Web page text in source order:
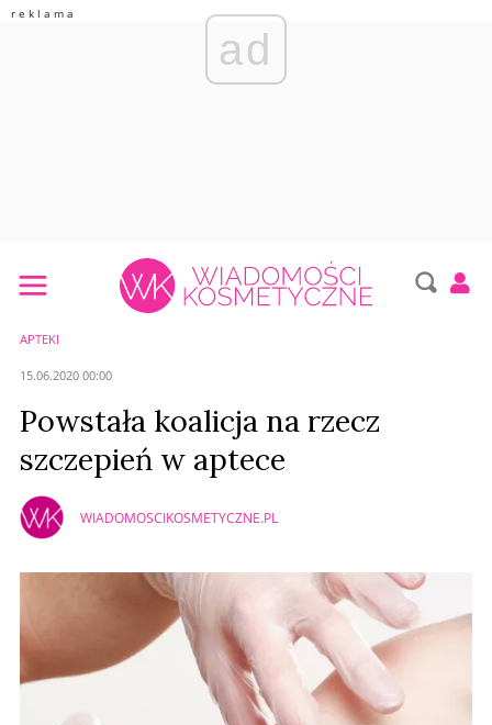
ad
APTEKI
15.06.2020 00:00
Powstała koalicja na rzecz
szczepień w aptece
WIADOMOSCIKOSMETYCZNE.PL